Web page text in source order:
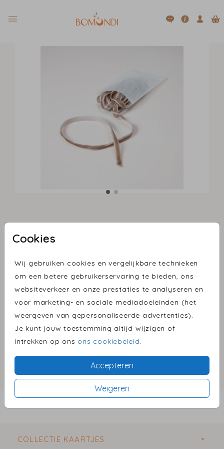
Cookies
Wij gebruiken cookies en vergelijkbare technieken
om een betere gebruikerservaring te bieden, ons
websiteverkeer en onze prestaties te analyseren en
voor marketing- en sociale mediadoeleinden (het
weergeven van gepersonaliseerde advertenties).
Je kunt jouw toestemming altijd wijzigen of
intrekken op ons ons cookiebeleid.
Accepteren
Weigeren
Taupe fluweel lint (10
meter)
Aantal x 1 Fluweel lint Prijs: € 7,50
Omschrijving
Taupe fluweel lint (10 meter) van 6 mm breed. Het
fluweel zit aan één zijde van het lint. Geschikt om
ca. 25 kaarten mee te versieren.
Prijs:€ 7,50
COLLECTIE KAARTJES